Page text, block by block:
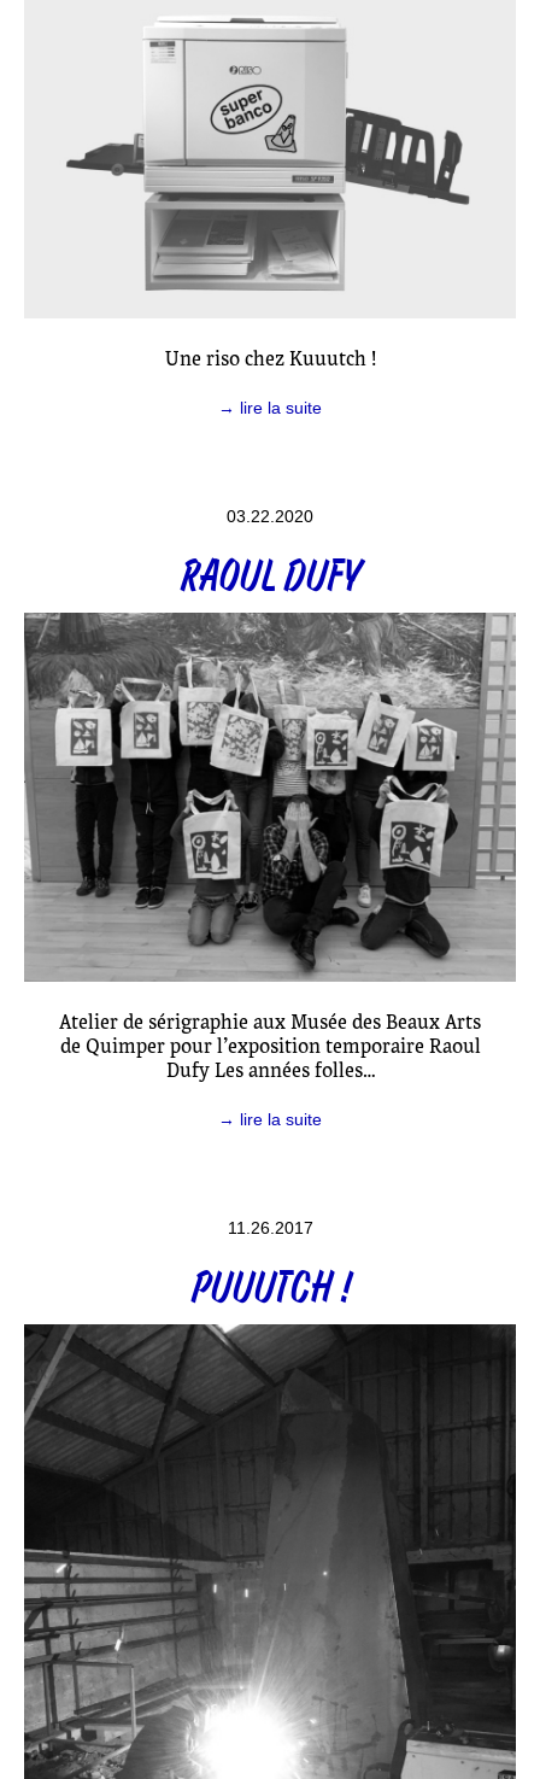
Une riso chez Kuuutch !
→ lire la suite
03.22.2020
RAOUL DUFY
Atelier de sérigraphie aux Musée des Beaux Arts
de Quimper pour l’exposition temporaire Raoul
Dufy Les années folles…
→ lire la suite
11.26.2017
PUUUTCH !